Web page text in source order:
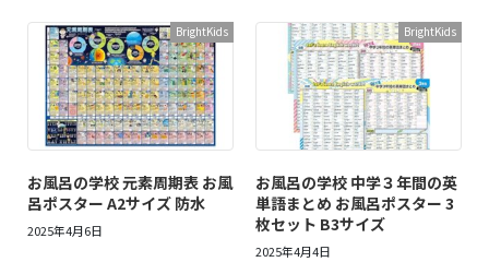
BrightKids
お風呂の学校 元素周期表 お風
呂ポスター A2サイズ 防水
2025年4月6日
BrightKids
お風呂の学校 中学３年間の英
単語まとめ お風呂ポスター 3
枚セット B3サイズ
2025年4月4日